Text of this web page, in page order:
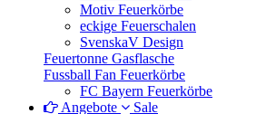
Motiv Feuerkörbe
eckige Feuerschalen
SvenskaV Design
Feuertonne Gasflasche
Fussball Fan Feuerkörbe
FC Bayern Feuerkörbe
Angebote
Sale